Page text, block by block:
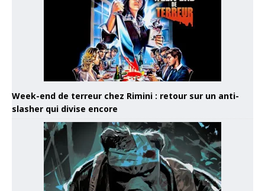
Week-end de terreur chez Rimini : retour sur un anti-
slasher qui divise encore